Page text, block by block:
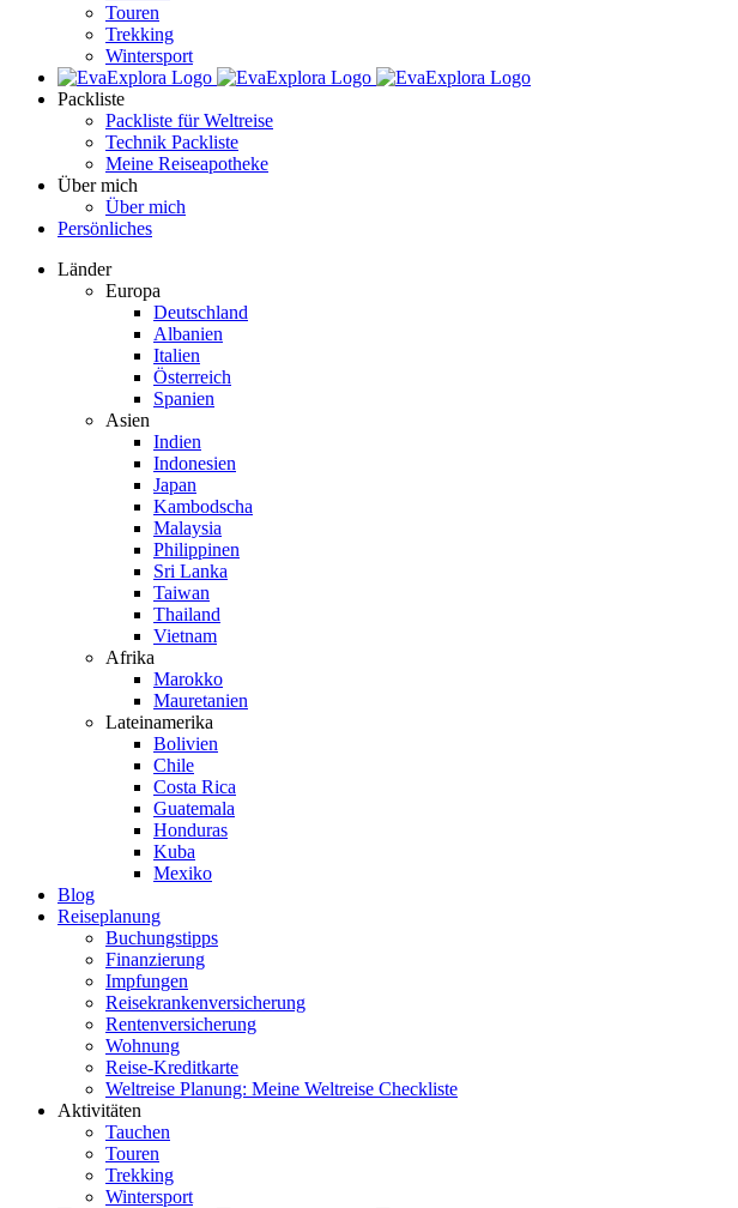
Touren
Trekking
Wintersport
Packliste
Packliste für Weltreise
Technik Packliste
Meine Reiseapotheke
Über mich
Über mich
Persönliches
Länder
Europa
Deutschland
Albanien
Italien
Österreich
Spanien
Asien
Indien
Indonesien
Japan
Kambodscha
Malaysia
Philippinen
Sri Lanka
Taiwan
Thailand
Vietnam
Afrika
Marokko
Mauretanien
Lateinamerika
Bolivien
Chile
Costa Rica
Guatemala
Honduras
Kuba
Mexiko
Blog
Reiseplanung
Buchungstipps
Finanzierung
Impfungen
Reisekrankenversicherung
Rentenversicherung
Wohnung
Reise-Kreditkarte
Weltreise Planung: Meine Weltreise Checkliste
Aktivitäten
Tauchen
Touren
Trekking
Wintersport